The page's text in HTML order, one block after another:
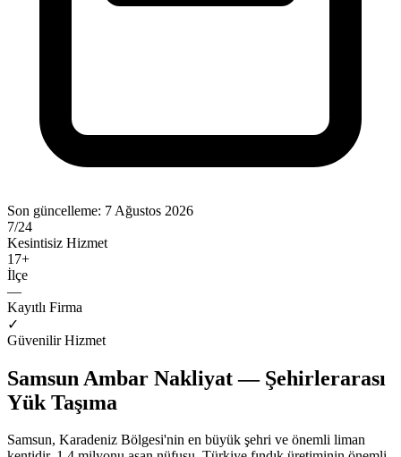
Son güncelleme: 7 Ağustos 2026
7/24
Kesintisiz Hizmet
17+
İlçe
—
Kayıtlı Firma
✓
Güvenilir Hizmet
Samsun Ambar Nakliyat — Şehirlerarası
Yük Taşıma
Samsun, Karadeniz Bölgesi'nin en büyük şehri ve önemli liman